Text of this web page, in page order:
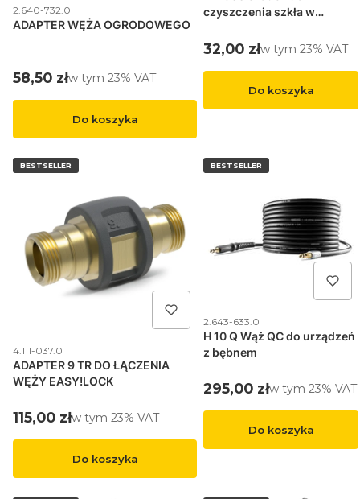
Kod produktu
2.640-732.0
ADAPTER WĘŻA OGRODOWEGO
Cena brutto
58,50 złw tym %s VAT
w tym 23% VAT
Do koszyka
czyszczenia szkła w
Cena brutto
32,00 złw tym %s VAT
w tym 23% VAT
Do koszyka
BESTSELLER
Kod produktu
4.111-037.0
ADAPTER 9 TR DO ŁĄCZENIA
WĘŻY EASY!LOCK
Cena brutto
115,00 złw tym %s VAT
w tym 23% VAT
Do koszyka
BESTSELLER
Kod produktu
2.643-633.0
H 10 Q Wąż QC do urządzeń
z bębnem
Cena brutto
295,00 złw tym %s VAT
w tym 23% VAT
Do koszyka